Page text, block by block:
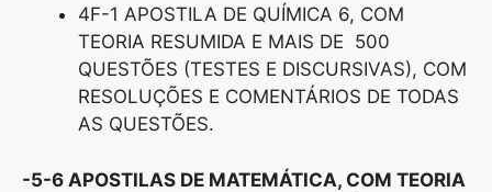
4F-1 APOSTILA DE QUÍMICA 6, COM
TEORIA RESUMIDA E MAIS DE 500
QUESTÕES (TESTES E DISCURSIVAS), COM
RESOLUÇÕES E COMENTÁRIOS DE TODAS
AS QUESTÕES.
-5-6 APOSTILAS DE MATEMÁTICA, COM TEORIA